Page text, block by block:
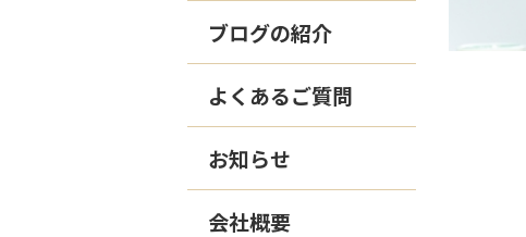
ブログの紹介
よくあるご質問
お知らせ
会社概要